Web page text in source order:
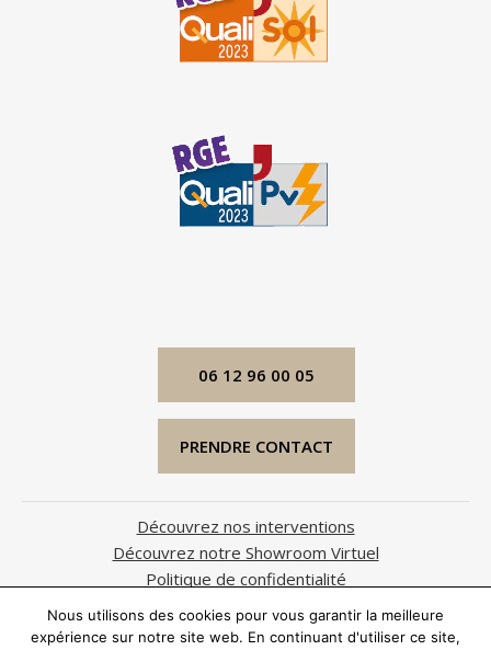
Découvrez nos interventions
Découvrez notre Showroom Virtuel
Politique de confidentialité
Mentions légales
06 12 96 00 05
PRENDRE CONTACT
Nous utilisons des cookies pour vous garantir la meilleure
expérience sur notre site web. En continuant d'utiliser ce site,